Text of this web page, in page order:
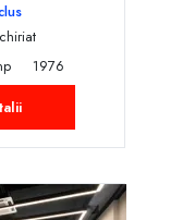
1976